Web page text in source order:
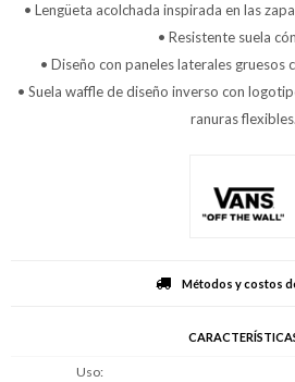
• Lengüeta acolchada inspirada en las
• Resistente suela
• Diseño con paneles laterales gruesos
• Suela waffle de diseño inverso con
ranuras flexibles.
Métodos y costos
Uso